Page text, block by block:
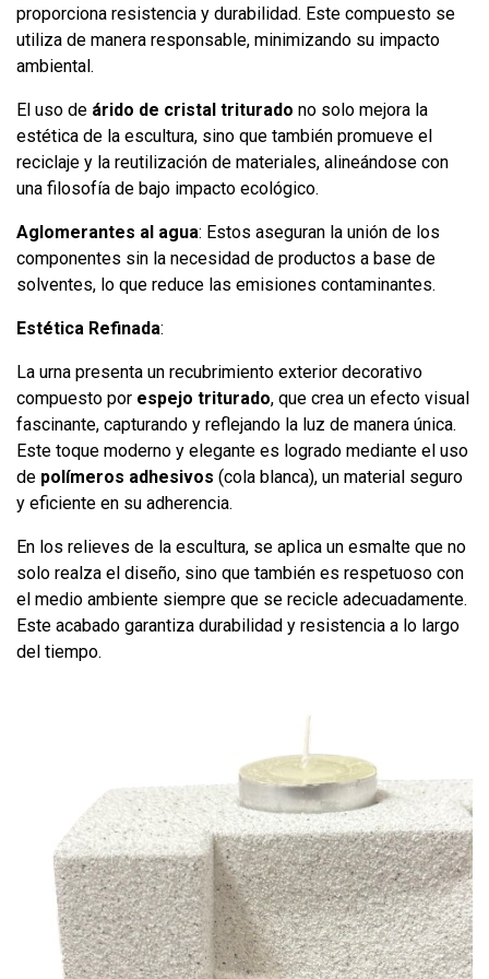
proporciona resistencia y durabilidad. Este compuesto se
utiliza de manera responsable, minimizando su impacto
ambiental.
El uso de árido de cristal triturado no solo mejora la
estética de la escultura, sino que también promueve el
reciclaje y la reutilización de materiales, alineándose con
una filosofía de bajo impacto ecológico.
Aglomerantes al agua: Estos aseguran la unión de los
componentes sin la necesidad de productos a base de
solventes, lo que reduce las emisiones contaminantes.
Estética Refinada:
La urna presenta un recubrimiento exterior decorativo
compuesto por espejo triturado, que crea un efecto visual
fascinante, capturando y reflejando la luz de manera única.
Este toque moderno y elegante es logrado mediante el uso
de polímeros adhesivos (cola blanca), un material seguro
y eficiente en su adherencia.
En los relieves de la escultura, se aplica un esmalte que no
solo realza el diseño, sino que también es respetuoso con
el medio ambiente siempre que se recicle adecuadamente.
Este acabado garantiza durabilidad y resistencia a lo largo
del tiempo.